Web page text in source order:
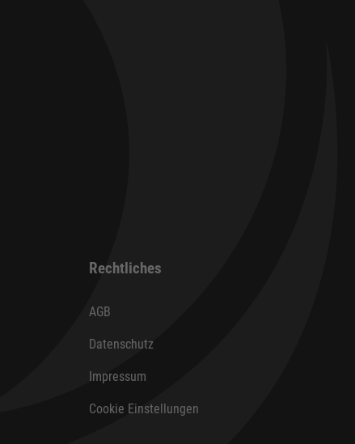
Rechtliches
AGB
Datenschutz
Impressum
Cookie Einstellungen